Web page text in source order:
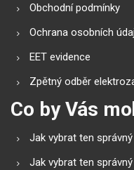
Obchodní podmínky
Ochrana osobních
EET evidence
Zpětný odběr
Co by Vás
Jak vybrat ten
Jak vybrat ten